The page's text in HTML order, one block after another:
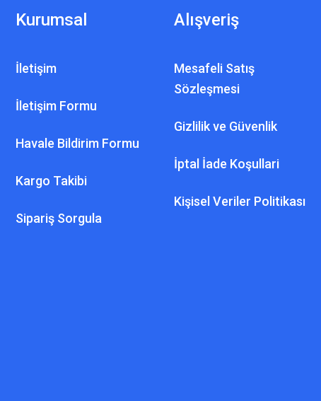
Kurumsal
İletişim
İletişim Formu
Havale Bildirim Formu
Kargo Takibi
Sipariş Sorgula
Alışveriş
Mesafeli Satış
Sözleşmesi
Gizlilik ve Güvenlik
İptal İade Koşullari
Kişisel Veriler Politikası